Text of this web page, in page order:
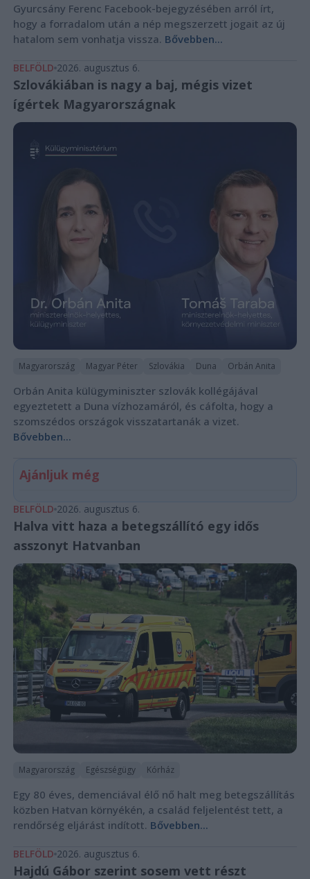
Gyurcsány Ferenc Facebook-bejegyzésében arról írt,
hogy a forradalom után a nép megszerzett jogait az új
hatalom sem vonhatja vissza. Bővebben...
BELFÖLD 2026. augusztus 6.
Szlovákiában is nagy a baj, mégis vizet
ígértek Magyarországnak
Magyarország Magyar Péter Szlovákia Duna Orbán Anita
Orbán Anita külügyminiszter szlovák kollégájával
egyeztetett a Duna vízhozamáról, és cáfolta, hogy a
szomszédos országok visszatartanák a vizet.
Bővebben...
Ajánljuk még
BELFÖLD 2026. augusztus 6.
Halva vitt haza a betegszállító egy idős
asszonyt Hatvanban
Magyarország Egészségügy Kórház
Egy 80 éves, demenciával élő nő halt meg betegszállítás
közben Hatvan környékén, a család feljelentést tett, a
rendőrség eljárást indított. Bővebben...
BELFÖLD 2026. augusztus 6.
Hajdú Gábor szerint sosem vett részt